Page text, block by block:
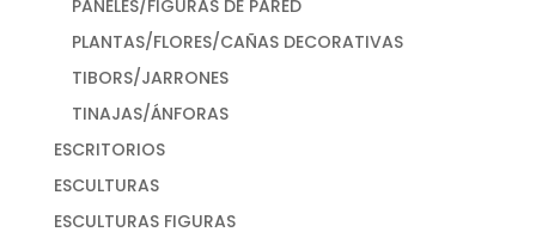
PANELES/FIGURAS DE PARED
PLANTAS/FLORES/CAÑAS DECORATIVAS
TIBORS/JARRONES
TINAJAS/ÁNFORAS
ESCRITORIOS
ESCULTURAS
ESCULTURAS FIGURAS